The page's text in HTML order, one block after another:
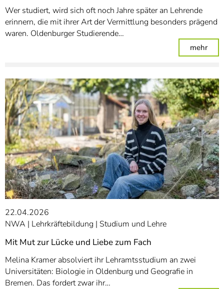
Wer studiert, wird sich oft noch Jahre später an Lehrende
erinnern, die mit ihrer Art der Vermittlung besonders prägend
waren. Oldenburger Studierende…
mehr:
22.04.2026
NWA
Lehrkräftebildung Studium und Lehre
Mit Mut zur Lücke und Liebe zum Fach
Melina Kramer absolviert ihr Lehramtsstudium an zwei
Universitäten: Biologie in Oldenburg und Geografie in
Bremen. Das fordert zwar ihr…